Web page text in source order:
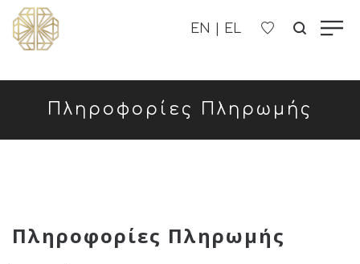
Πληροφορίες Πληρωμής
Πληροφορίες Πληρωμής